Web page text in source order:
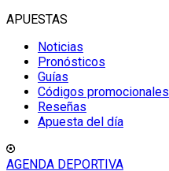
APUESTAS
Noticias
Pronósticos
Guías
Códigos promocionales
Reseñas
Apuesta del día
AGENDA DEPORTIVA